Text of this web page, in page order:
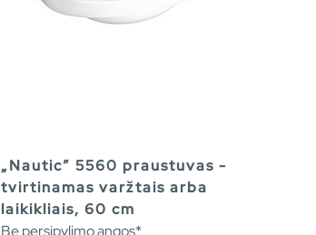
„Nautic” 5560 praustuvas -
tvirtinamas varžtais arba
laikikliais, 60 cm
Be persipylimo angos*